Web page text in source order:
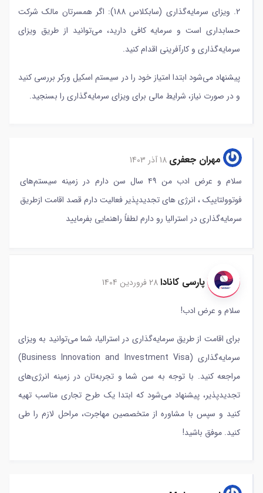
2. ویزای سرمایه‌گذاری (سابکلاس 188): اگر همسرتان مالک شرکت
حسابداری است و سرمایه کافی دارید، می‌توانید از طریق ویزای
سرمایه‌گذاری و کارآفرینی اقدام کنید.
پیشنهاد می‌شود ابتدا امتیاز خود را در سیستم اسکیل ورکر بررسی کنید
و در صورت نیاز، شرایط مالی برای ویزای سرمایه‌گذاری را بسنجید.
مهران جعفری 18 آذر 1403
سلام و عرض ادب من ۴۹ سال سن دارم در زمینه سیستم‌های
فوتوولتاییک ، انرژی های تجدیدپذیر فعالیت دارم قصد اقامت ازطریق
سرمایه‌گذاری در استرالیا رو دارم لطفاً راهنمایی بفرمایید
پارسی کانادا28 فروردین 1404
سلام و عرض ادب!
برای اقامت از طریق سرمایه‌گذاری در استرالیا، شما می‌توانید به ویزای
سرمایه‌گذاری (Business Innovation and Investment Visa)
مراجعه کنید. با توجه به سن شما و تجربه‌تان در زمینه انرژی‌های
تجدیدپذیر، پیشنهاد می‌شود که ابتدا یک طرح تجاری مناسب تهیه
کنید و سپس با مشاوره از متخصصین مهاجرت، مراحل لازم را طی
کنید. موفق باشید!